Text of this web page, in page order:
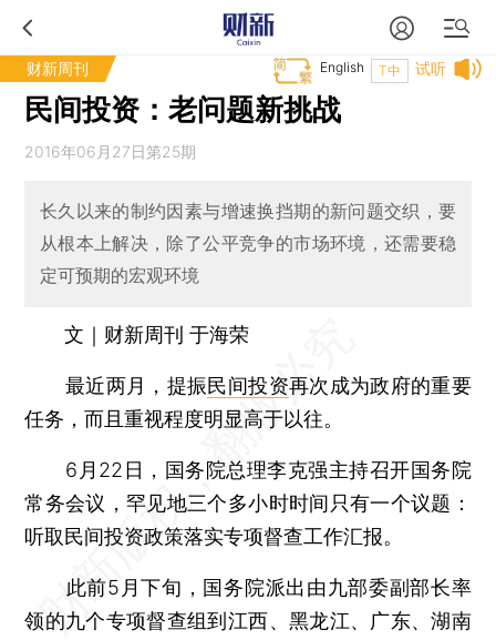
财新周刊 试听
T中
English
民间投资：老问题新挑战
2016年06月27日第25期
长久以来的制约因素与增速换挡期的新问题交织，要
从根本上解决，除了公平竞争的市场环境，还需要稳
定可预期的宏观环境
文｜财新周刊 于海荣
最近两月，提振民间投资再次成为政府的重要
任务，而且重视程度明显高于以往。
6月22日，国务院总理李克强主持召开国务院
常务会议，罕见地三个多小时时间只有一个议题：
听取民间投资政策落实专项督查工作汇报。
此前5月下旬，国务院派出由九部委副部长率
领的九个专项督查组到江西、黑龙江、广东、湖南